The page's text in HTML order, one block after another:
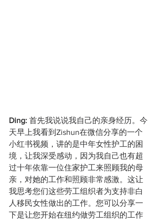
Ding: 首先我说说我自己的亲身经历。今
天早上我看到Zishun在微信分享的一个
小红书视频，讲的是中年女性护工的困
境，让我深受感动，因为我自己也有超
过十年依靠一位住家护工来照顾我的母
亲，对她的工作和照顾非常感激。这让
我思考您们这些劳工组织者为支持非白
人移民女性做出的工作。您可以分享一
下是让您开始在纽约做劳工组织的工作